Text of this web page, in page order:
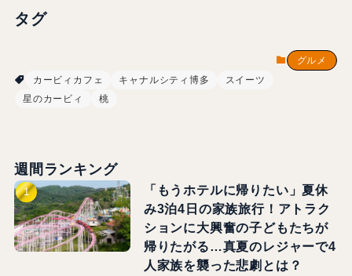
タグ
グルメ
カービィカフェ
キャナルシティ博多
スイーツ
星のカービィ
桃
週間ランキング
「もうホテルに帰りたい」夏休
み3泊4日の家族旅行！アトラク
ションに大興奮の子どもたちが
帰りたがる…真夏のレジャーで4
人家族を襲った悲劇とは？